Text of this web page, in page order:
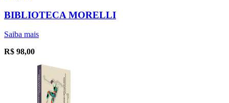
BIBLIOTECA MORELLI
Saiba mais
R$ 98,00